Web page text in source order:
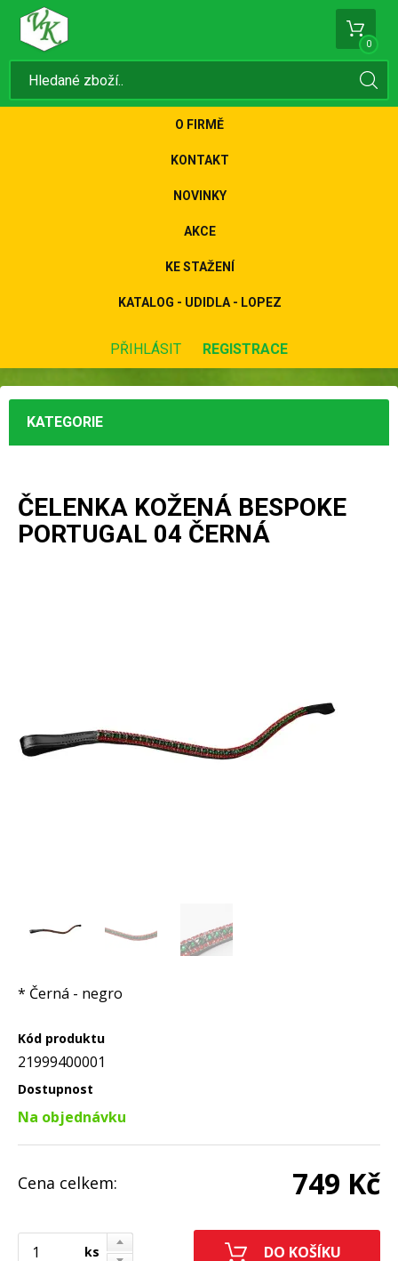
0
O FIRMĚ
KONTAKT
NOVINKY
AKCE
KE STAŽENÍ
KATALOG - UDIDLA - LOPEZ
PŘIHLÁSIT REGISTRACE
KATEGORIE
ČELENKA KOŽENÁ BESPOKE
PORTUGAL 04 ČERNÁ
* Černá - negro
Kód produktu
21999400001
Dostupnost
Na objednávku
Cena celkem: 749 Kč
ks